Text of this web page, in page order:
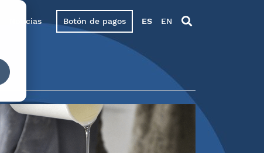
Noticias Botón de pagos ES EN